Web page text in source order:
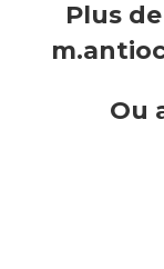
Plus
Ou